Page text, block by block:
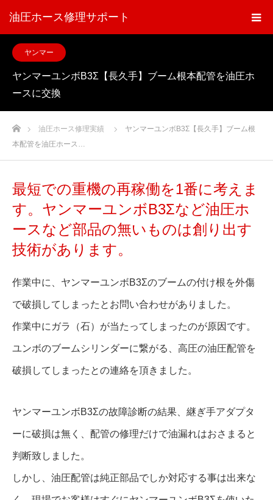
油圧ホース修理サポート
ヤンマー
ヤンマーユンボB3Σ【長久手】ブーム根本配管を油圧ホ
ースに交換
ホーム油圧ホース修理実績
ヤンマーユンボB3Σ【長久手】ブーム根
本配管を油圧ホース…
最短での重機の再稼働を1番に考えま
す。ヤンマーユンボB3Σなど油圧ホ
ースなど部品の無いものは創り出す
技術があります。
作業中に、ヤンマーユンボB3Σのブームの付け根を外傷
で破損してしまったとお問い合わせがありました。
作業中にガラ（石）が当たってしまったのが原因です。
ユンボのブームシリンダーに繋がる、高圧の油圧配管を
破損してしまったとの連絡を頂きました。
ヤンマーユンボB3Σの故障診断の結果、継ぎ手アダプタ
ーに破損は無く、配管の修理だけで油漏れはおさまると
判断致しました。
しかし、油圧配管は純正部品でしか対応する事は出来な